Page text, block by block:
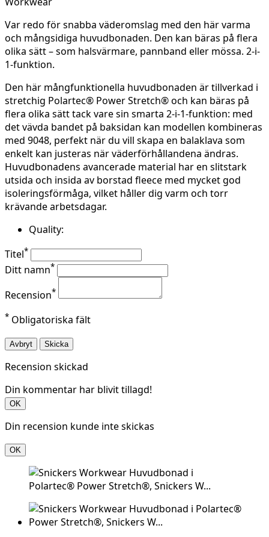
Var redo för snabba väderomslag med den här varma
och mångsidiga huvudbonaden. Den kan bäras på flera
olika sätt – som halsvärmare, pannband eller mössa. 2-i-
1-funktion.
Den här mångfunktionella huvudbonaden är tillverkad i
stretchig Polartec® Power Stretch® och kan bäras på
flera olika sätt tack vare sin smarta 2-i-1-funktion: med
det vävda bandet på baksidan kan modellen kombineras
med 9048, perfekt när du vill skapa en balaklava som
enkelt kan justeras när väderförhållandena ändras.
Huvudbonadens avancerade material har en slitstark
utsida och insida av borstad fleece med mycket god
isoleringsförmåga, vilket håller dig varm och torr
krävande arbetsdagar.
Quality:
Titel*
Ditt namn*
Recension*
* Obligatoriska fält
Avbryt Skicka
Recension skickad
Din kommentar har blivit tillagd!
OK
Din recension kunde inte skickas
OK